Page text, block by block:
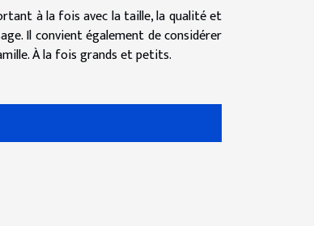
à la fois avec la taille, la qualité et
Il convient également de considérer
À la fois grands et petits.